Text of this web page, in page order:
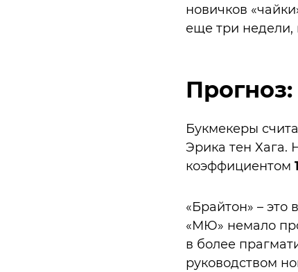
новичков
еще три
Букмекеры
Эрика тен Хага.
коэффициентом
«Брайтон» – это
«МЮ» немало
в более
руководством